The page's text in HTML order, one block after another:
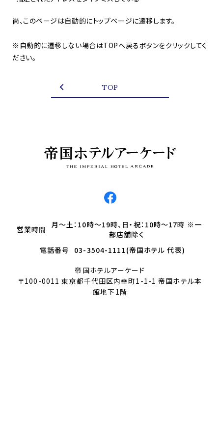
尚、このページは自動的にトップページに遷移します。
※自動的に遷移しない場合はTOPへ戻るボタンをクリックしてく
ださい。
TOP
営業時間
月～土：10時～19時、日・祝：10時～17時 ※一
部店舗除く
電話番号
03-3504-1111(帝国ホテル 代表)
帝国ホテルアーケード
〒100-0011 東京都千代田区内幸町1-1-1 帝国ホテル本
館地下1階